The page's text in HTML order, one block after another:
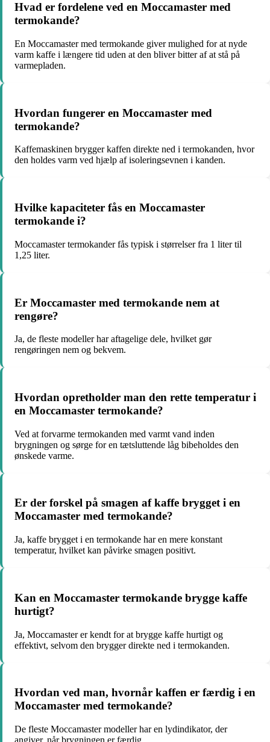
Hvad er fordelene ved en Moccamaster med
termokande?
En Moccamaster med termokande giver mulighed for at nyde
varm kaffe i længere tid uden at den bliver bitter af at stå på
varmepladen.
Hvordan fungerer en Moccamaster med
termokande?
Kaffemaskinen brygger kaffen direkte ned i termokanden, hvor
den holdes varm ved hjælp af isoleringsevnen i kanden.
Hvilke kapaciteter fås en Moccamaster
termokande i?
Moccamaster termokander fås typisk i størrelser fra 1 liter til
1,25 liter.
Er Moccamaster med termokande nem at
rengøre?
Ja, de fleste modeller har aftagelige dele, hvilket gør
rengøringen nem og bekvem.
Hvordan opretholder man den rette temperatur i
en Moccamaster termokande?
Ved at forvarme termokanden med varmt vand inden
brygningen og sørge for en tætsluttende låg bibeholdes den
ønskede varme.
Er der forskel på smagen af kaffe brygget i en
Moccamaster med termokande?
Ja, kaffe brygget i en termokande har en mere konstant
temperatur, hvilket kan påvirke smagen positivt.
Kan en Moccamaster termokande brygge kaffe
hurtigt?
Ja, Moccamaster er kendt for at brygge kaffe hurtigt og
effektivt, selvom den brygger direkte ned i termokanden.
Hvordan ved man, hvornår kaffen er færdig i en
Moccamaster med termokande?
De fleste Moccamaster modeller har en lydindikator, der
angiver, når brygningen er færdig.